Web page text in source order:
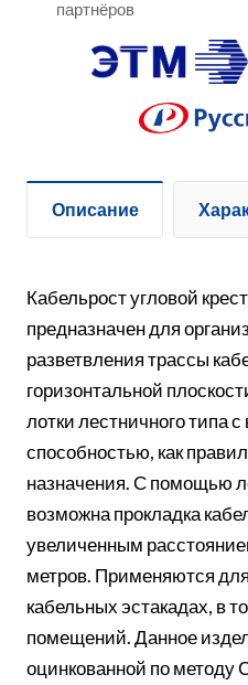
партнёров
Описание
Кабельрост угловой
предназначен для
разветвления трассы
горизонтальной
лотки лестничного типа
способностью, как
назначения. С помощью
возможна прокладка
увеличенным
метров. Применяются
кабельных эстакадах, в
помещений. Данное
оцинкованной по методу